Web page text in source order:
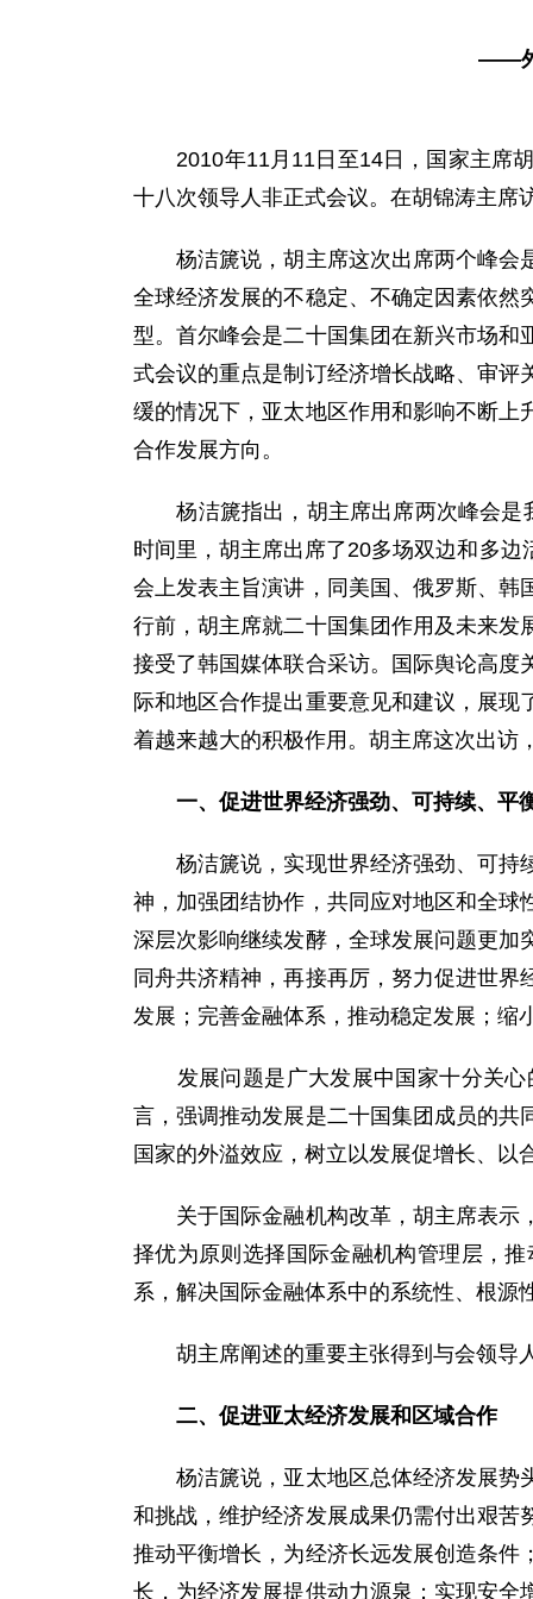
——外
2010年11月11日至14日，国家主席胡
十八次领导人非正式会议。在胡锦涛主席
杨洁篪说，胡主席这次出席两个峰会是
全球经济发展的不稳定、不确定因素依
型。首尔峰会是二十国集团在新兴市场
式会议的重点是制订经济增长战略、审
缓的情况下，亚太地区作用和影响不断
合作发展方向。
杨洁篪指出，胡主席出席两次峰会是
时间里，胡主席出席了20多场双边和多
会上发表主旨演讲，同美国、俄罗斯、
行前，胡主席就二十国集团作用及未来
接受了韩国媒体联合采访。国际舆论高
际和地区合作提出重要意见和建议，展
着越来越大的积极作用。胡主席这次出访
一、促进世界经济强劲、可持续、平
杨洁篪说，实现世界经济强劲、可持续
神，加强团结协作，共同应对地区和全
深层次影响继续发酵，全球发展问题更
同舟共济精神，再接再厉，努力促进世
发展；完善金融体系，推动稳定发展；缩
发展问题是广大发展中国家十分关心
言，强调推动发展是二十国集团成员的
国家的外溢效应，树立以发展促增长、以
关于国际金融机构改革，胡主席表示，
择优为原则选择国际金融机构管理层，
系，解决国际金融体系中的系统性、根源
胡主席阐述的重要主张得到与会领导人
二、促进亚太经济发展和区域合作
杨洁篪说，亚太地区总体经济发展势头
和挑战，维护经济发展成果仍需付出艰
推动平衡增长，为经济长远发展创造条
长，为经济发展提供动力源泉；实现安